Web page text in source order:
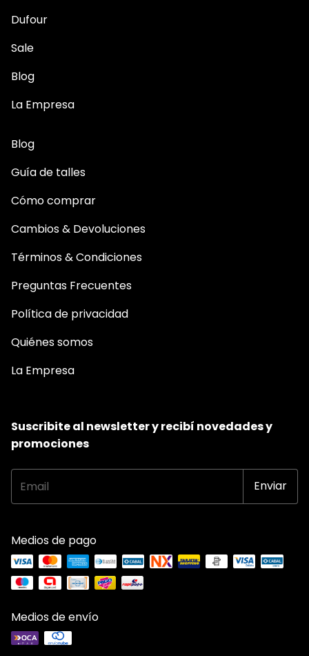
Dufour
Sale
Blog
La Empresa
Blog
Guía de talles
Cómo comprar
Cambios & Devoluciones
Términos & Condiciones
Preguntas Frecuentes
Política de privacidad
Quiénes somos
La Empresa
Suscribite al newsletter y recibí novedades y
promociones
Medios de pago
Medios de envío